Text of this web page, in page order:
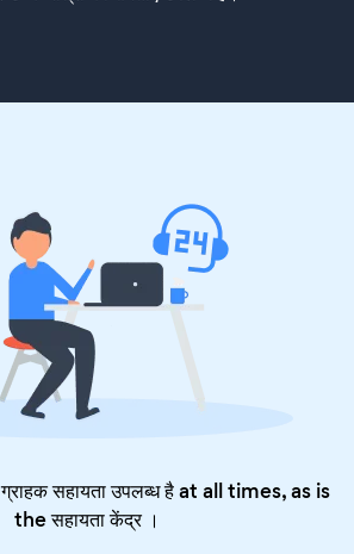
सहायता उपलब्ध है at all times, as is
theसहायता केंद्र।